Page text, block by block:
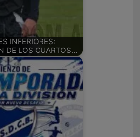
INFERIORES:
DE LOS CUARTOS…